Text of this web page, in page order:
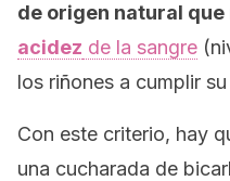
de origen natural que
acidez de la sangre
los riñones a cumplir
Con este criterio, hay
una cucharada de